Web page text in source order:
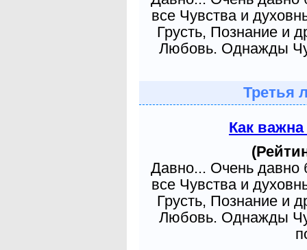
все Чувства и
Грусть, Познание и
Любовь. Однажды
Третья
Как
Давно... Очень давно
все Чувства и
Грусть, Познание и
Любовь. Однажды